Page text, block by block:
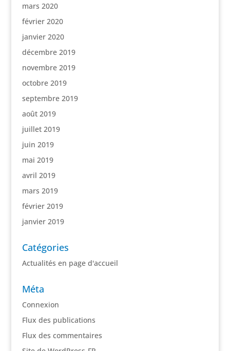
mars 2020
février 2020
janvier 2020
décembre 2019
novembre 2019
octobre 2019
septembre 2019
août 2019
juillet 2019
juin 2019
mai 2019
avril 2019
mars 2019
février 2019
janvier 2019
Catégories
Actualités en page d'accueil
Méta
Connexion
Flux des publications
Flux des commentaires